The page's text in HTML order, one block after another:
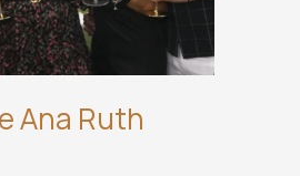
Ana Ruth